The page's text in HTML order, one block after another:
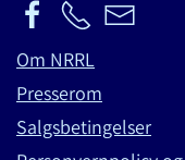
Om NRRL
Presserom
Salgsbetingelser